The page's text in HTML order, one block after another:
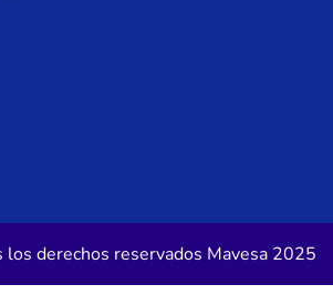
los derechos reservados Mavesa 2025